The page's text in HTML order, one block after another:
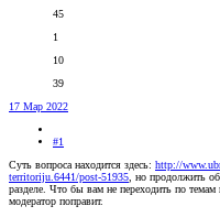
45
1
10
39
17 Мар 2022
#1
Суть вопроса находится здесь: http://
territoriju.6441/post-51935 , но продолжить
разделе. Что бы вам не переходить по
модератор поправит.